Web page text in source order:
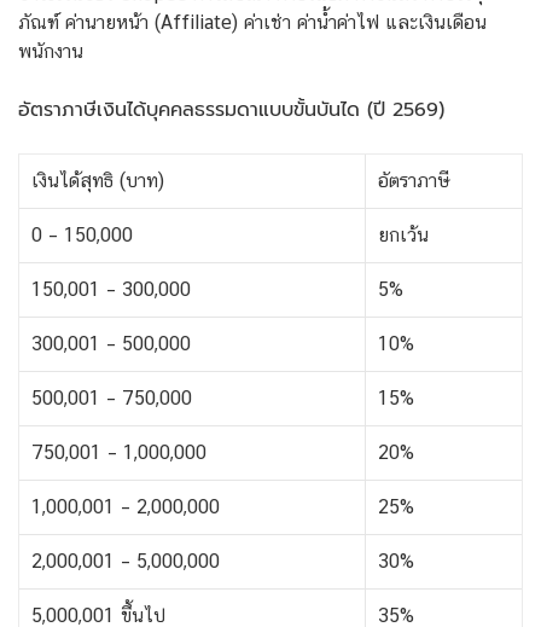
ภัณฑ์ ค่านายหน้า (Affiliate) ค่าเช่า ค่าน้ำค่าไฟ และเงินเดือน
พนักงาน
อัตราภาษีเงินได้บุคคลธรรมดาแบบขั้นบันได (ปี 2569)
เงินได้สุทธิ (บาท) อัตราภาษี
0 – 150,000 ยกเว้น
150,001 – 300,000 5%
300,001 – 500,000 10%
500,001 – 750,000 15%
750,001 – 1,000,000 20%
1,000,001 – 2,000,000 25%
2,000,001 – 5,000,000 30%
5,000,001 ขึ้นไป 35%